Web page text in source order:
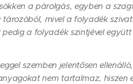
a párolgás, egyben a
mivel a folyadék
a folyadék szintjével együtt
szemben jelentősen
nem tartalmaz, hiszen